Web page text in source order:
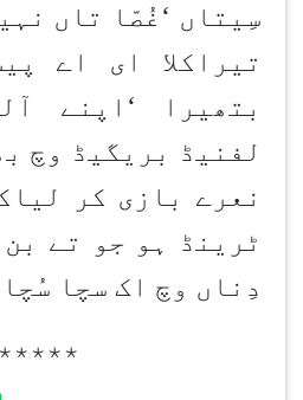
سِیتاں ‘ غُصّا تاں
تیراکلا ای اے
بتھیرا
‘ اپنے
لفنیڈ بریگیڈ وچ
نعرے بازی کر
ٹرینڈ ہو جو تے
دِناں وچ اک سچا
٭٭٭٭٭